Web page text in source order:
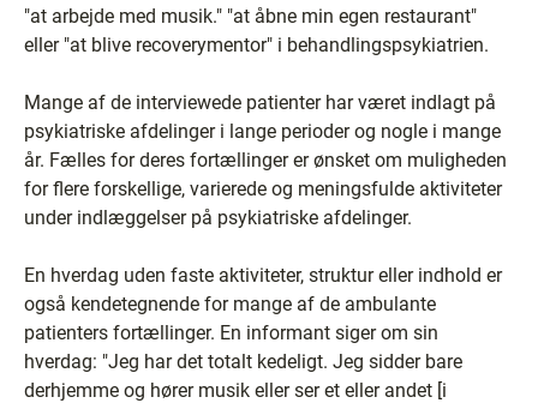
"at arbejde med musik." "at åbne min egen restaurant"
eller "at blive recoverymentor" i behandlingspsykiatrien.
Mange af de interviewede patienter har været indlagt på
psykiatriske afdelinger i lange perioder og nogle i mange
år. Fælles for deres fortællinger er ønsket om muligheden
for flere forskellige, varierede og meningsfulde aktiviteter
under indlæggelser på psykiatriske afdelinger.
En hverdag uden faste aktiviteter, struktur eller indhold er
også kendetegnende for mange af de ambulante
patienters fortællinger. En informant siger om sin
hverdag: "Jeg har det totalt kedeligt. Jeg sidder bare
derhjemme og hører musik eller ser et eller andet [i